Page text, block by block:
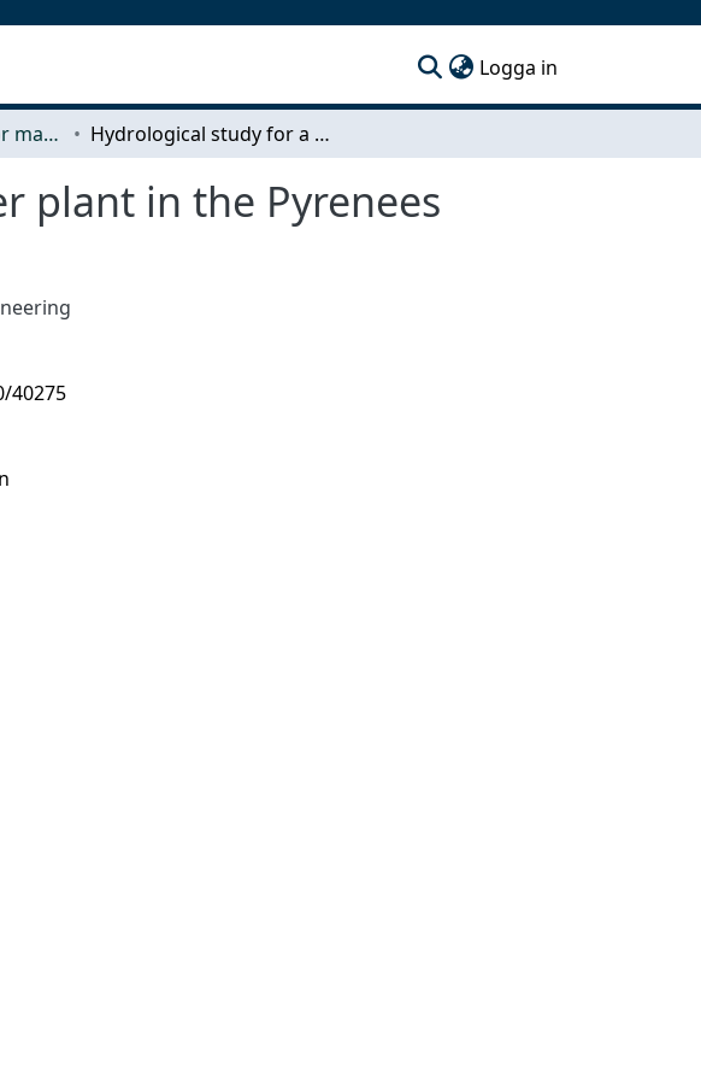
Logga in
Examensarbeten för masterexamen Hydrological study for a mini-hydropower plant in the Pyrenees
plant in the Pyrenees
40275